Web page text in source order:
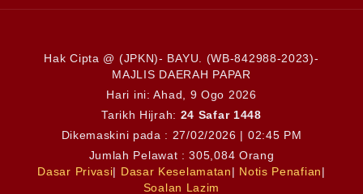
Hak Cipta @ (JPKN)- BAYU. (WB-842988-2023)-
MAJLIS DAERAH PAPAR
Hari ini:Ahad, 9 Ogo 2026
Tarikh Hijrah: 24 Safar 1448
Dikemaskini pada : 27/02/2026 | 02:45 PM
Jumlah Pelawat : 305,084 Orang
Dasar Privasi| Dasar Keselamatan| Notis Penafian|
Soalan Lazim